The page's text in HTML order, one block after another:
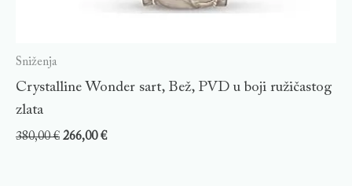
Sniženja
Crystalline Wonder sart, Bež, PVD u boji ružičastog
zlata
380,00€ 266,00€